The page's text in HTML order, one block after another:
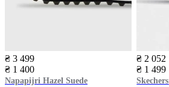
₴ 3 499
₴ 1 400
Napapijri Hazel Suede
₴ 2 052
₴ 1 499
Skechers